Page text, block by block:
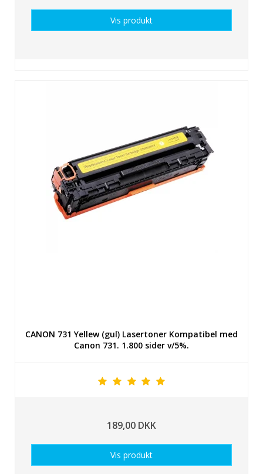
Vis produkt
CANON 731 Yellew (gul) Lasertoner Kompatibel med
Canon 731. 1.800 sider v/5%.
189,00 DKK
Vis produkt